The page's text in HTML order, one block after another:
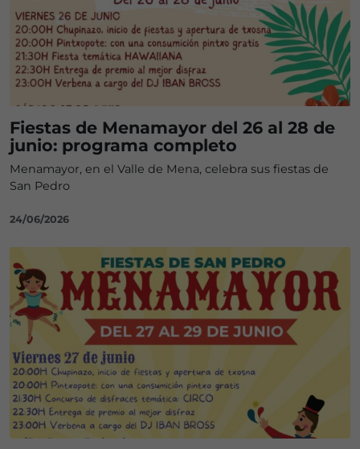
Fiestas de Menamayor del 26 al 28 de
junio: programa completo
Menamayor, en el Valle de Mena, celebra sus fiestas de
San Pedro
24/06/2026